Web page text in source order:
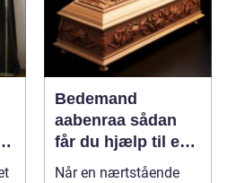
Bedemand
aabenraa sådan
får du hjælp til en
værdig afsked
Når en nærtstående